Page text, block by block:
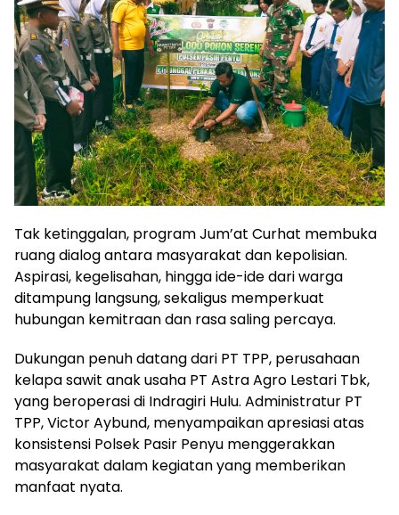
Tak ketinggalan, program Jum’at Curhat membuka
ruang dialog antara masyarakat dan kepolisian.
Aspirasi, kegelisahan, hingga ide-ide dari warga
ditampung langsung, sekaligus memperkuat
hubungan kemitraan dan rasa saling percaya.
Dukungan penuh datang dari PT TPP, perusahaan
kelapa sawit anak usaha PT Astra Agro Lestari Tbk,
yang beroperasi di Indragiri Hulu. Administratur PT
TPP, Victor Aybund, menyampaikan apresiasi atas
konsistensi Polsek Pasir Penyu menggerakkan
masyarakat dalam kegiatan yang memberikan
manfaat nyata.